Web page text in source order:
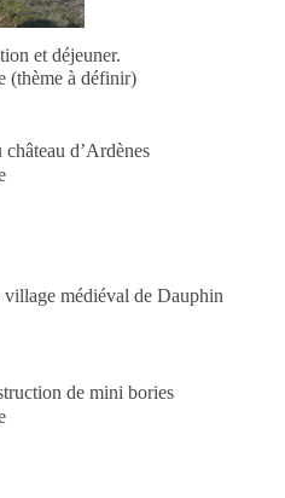
et déjeuner.
(thème à définir)
d’Ardènes
médiéval de Dauphin
de mini bories